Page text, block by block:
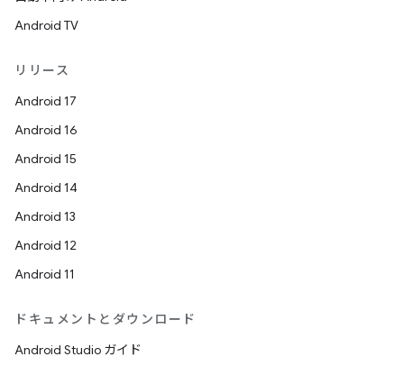
Android TV
リリース
Android 17
Android 16
Android 15
Android 14
Android 13
Android 12
Android 11
ドキュメントとダウンロード
Android Studio ガイド